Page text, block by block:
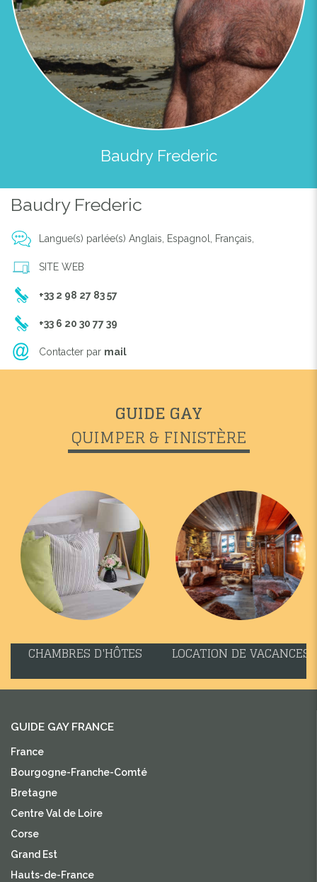
Baudry Frederic
Baudry Frederic
Langue(s) parlée(s) Anglais, Espagnol, Français,
SITE WEB
+33 2 98 27 83 57
+33 6 20 30 77 39
Contacter par mail
GUIDE GAY
QUIMPER & FINISTÈRE
CHAMBRES D'HÔTES LOCATION DE VACANCES
GUIDE GAY FRANCE
France
Bourgogne-Franche-Comté
Bretagne
Centre Val de Loire
Corse
Grand Est
Hauts-de-France